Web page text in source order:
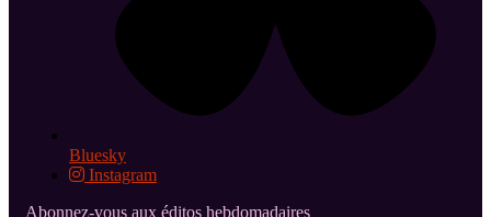
Bluesky
Instagram
Abonnez-vous aux éditos hebdomadaires